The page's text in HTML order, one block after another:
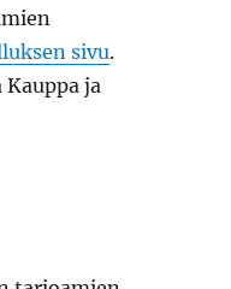
kirjassa